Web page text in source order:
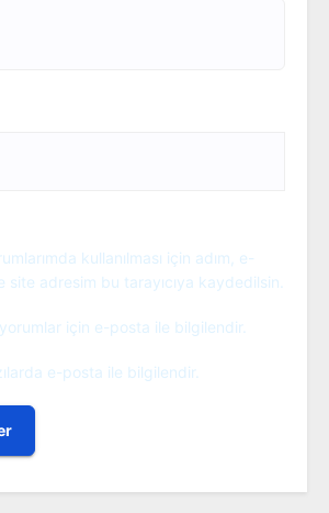
kullanılması için adım, e-
site adresim bu tarayıcıya kaydedilsin.
için e-posta ile bilgilendir.
e-posta ile bilgilendir.